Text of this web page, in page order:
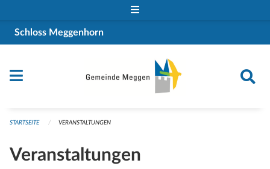
Schloss Meggenhorn
STARTSEITE VERANSTALTUNGEN
Veranstaltungen